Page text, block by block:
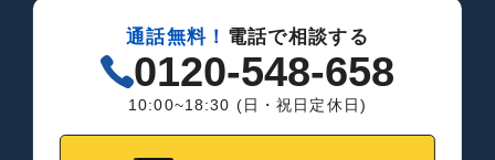
通話無料！ 電話で相談する
0120-548-658
10:00~18:30 (日・祝日定休日)